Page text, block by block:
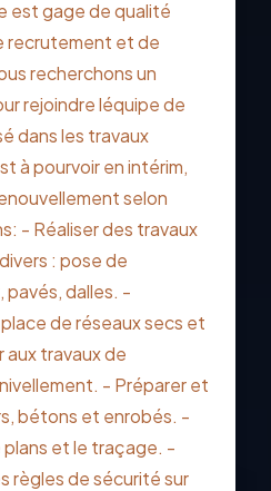
est gage de qualité
recrutement et de
recherchons un
rejoindre léquipe de
dans les travaux
à pourvoir en intérim,
selon
- Réaliser des travaux
: pose de
pavés, dalles. -
de réseaux secs et
aux travaux de
- Préparer et
bétons et enrobés. -
plans et le traçage. -
règles de sécurité sur